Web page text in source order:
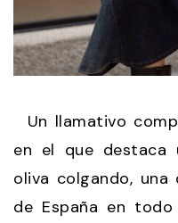
Un llamativo
en el que destaca
oliva colgando,
de España en